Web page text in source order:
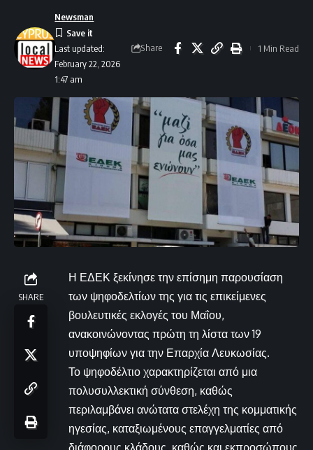
Last updated:
February 22, 2026
1:47 am
Newsman
Share 1 Min Read
SHARE
Η ΕΔΕΚ ξεκίνησε την επίσημη παρουσίαση
των ψηφοδελτίων της για τις επικείμενες
βουλευτικές εκλογές του Μαΐου,
ανακοινώνοντας πρώτη τη λίστα των 19
υποψηφίων για την Επαρχία Λευκωσίας.
Το ψηφοδέλτιο χαρακτηρίζεται από μια
πολυσυλλεκτική σύνθεση, καθώς
περιλαμβάνει ανώτατα στελέχη της κομματικής
ηγεσίας, καταξιωμένους επαγγελματίες από